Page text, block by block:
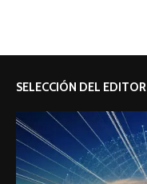
SELECCIÓN DEL EDITOR